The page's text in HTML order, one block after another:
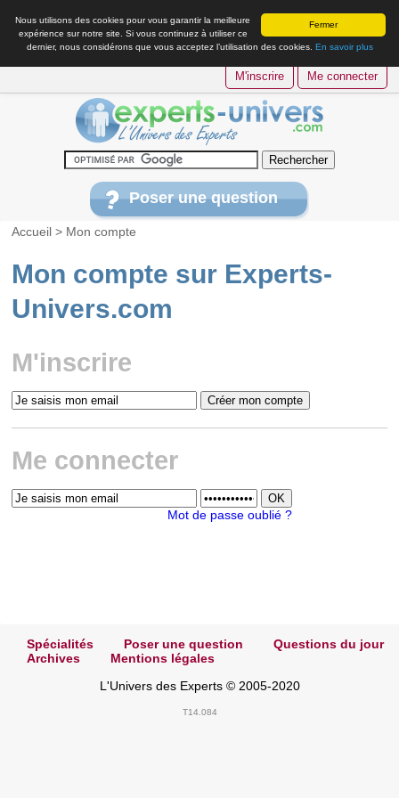
Fermer
Nous utilisons des cookies pour vous garantir la meilleure
expérience sur notre site. Si vous continuez à utiliser ce
dernier, nous considérons que vous acceptez l’utilisation des cookies. En savoir plus
M'inscrire Me connecter
Poser une question
Accueil > Mon compte
Mon compte sur Experts-
Univers.com
M'inscrire
Me connecter
Mot de passe oublié ?
Spécialités Poser une question
Questions du jour
Archives
Mentions légales
L'Univers des Experts © 2005-2020
T14.084